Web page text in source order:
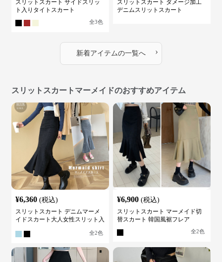
スリットスカート サイドスリッ
ト入りタイトスカート
全3色
スリットスカート ダメージ加工
デニムスリットスカート
新着アイテムの一覧へ ›
スリットスカートマーメイドのおすすめアイテム
¥6,360 (税込)
スリットスカート デニムマーメ
イドスカート大人女性スリット入
全2色
¥6,900 (税込)
スリットスカート マーメイド切
替スカート 韓国風裾フレア
全2色